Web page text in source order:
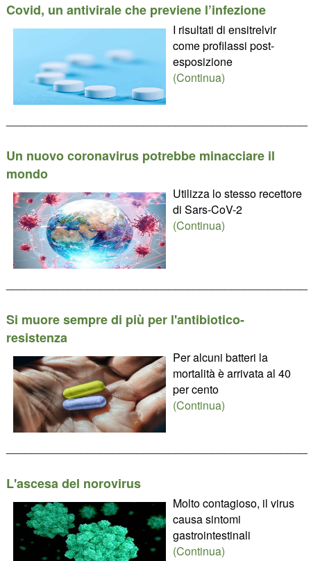
Covid, un antivirale che previene l’infezione
I risultati di ensitrelvir
come profilassi post-
esposizione
(Continua)
Un nuovo coronavirus potrebbe minacciare il
mondo
Utilizza lo stesso recettore
di Sars-CoV-2
(Continua)
Si muore sempre di più per l'antibiotico-
resistenza
Per alcuni batteri la
mortalità è arrivata al 40
per cento
(Continua)
L'ascesa del norovirus
Molto contagioso, il virus
causa sintomi
gastrointestinali
(Continua)